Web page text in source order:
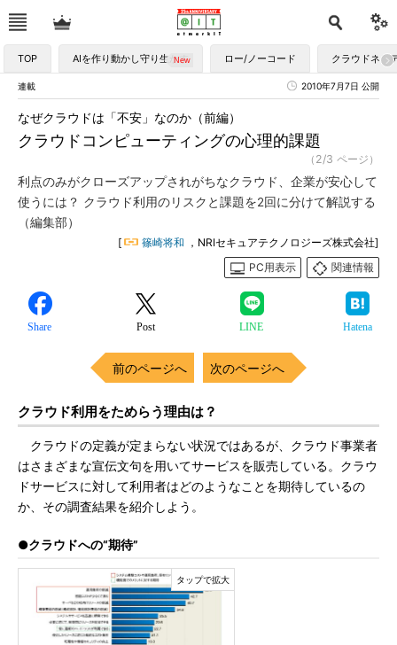
TOP AIを作り動かし守り生かす ロー/ノーコード クラウドネイ
連載 2010年7月7日 公開
クラウドコンピューティングの心理的課題
なぜクラウドは「不安」なのか（前編）
（2/3 ページ）
利点のみがクローズアップされがちなクラウド、企業が安心して
使うには？ クラウド利用のリスクと課題を2回に分けて解説する
（編集部）
[ 篠崎将和 ，NRIセキュアテクノロジーズ株式会社]
PC用表示
関連情報
Share Post LINE Hatena
前のページへ 次のページへ
クラウド利用をためらう理由は？
クラウドの定義が定まらない状況ではあるが、クラウド事業者
はさまざまな宣伝文句を用いてサービスを販売している。クラウ
ドサービスに対して利用者はどのようなことを期待しているの
か、その調査結果を紹介しよう。
●クラウドへの“期待”